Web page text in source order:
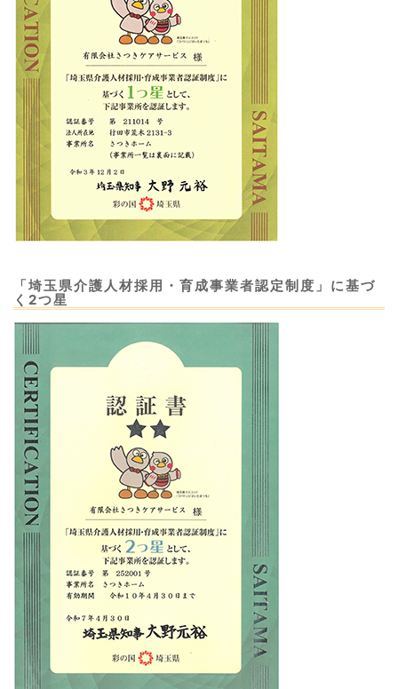
「埼玉県介護人材採用・育成事業者認定制度」に基づ
く2つ星